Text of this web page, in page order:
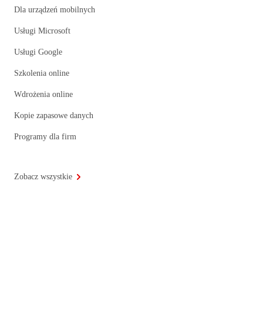
Dla urządzeń mobilnych
Usługi Microsoft
Usługi Google
Szkolenia online
Wdrożenia online
Kopie zapasowe danych
Programy dla firm
Zobacz wszystkie